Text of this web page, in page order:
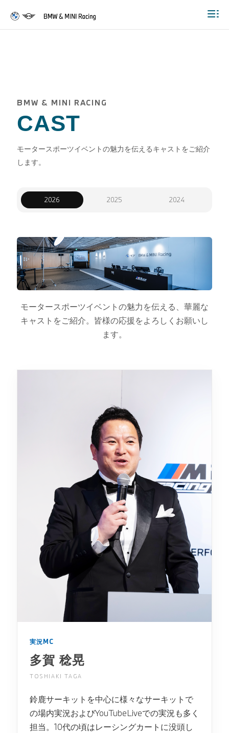
BMW & MINI RACING
CAST
モータースポーツイベントの魅力を伝えるキャストをご紹介
します。
2026 2025 2024
モータースポーツイベントの魅力を伝える、華麗な
キャストをご紹介。皆様の応援をよろしくお願いし
ます。
実況MC
多賀 稔晃
TOSHIAKI TAGA
鈴鹿サーキットを中心に様々なサーキットで
の場内実況およびYouTubeLiveでの実況も多く
担当。10代の頃はレーシングカートに没頭し